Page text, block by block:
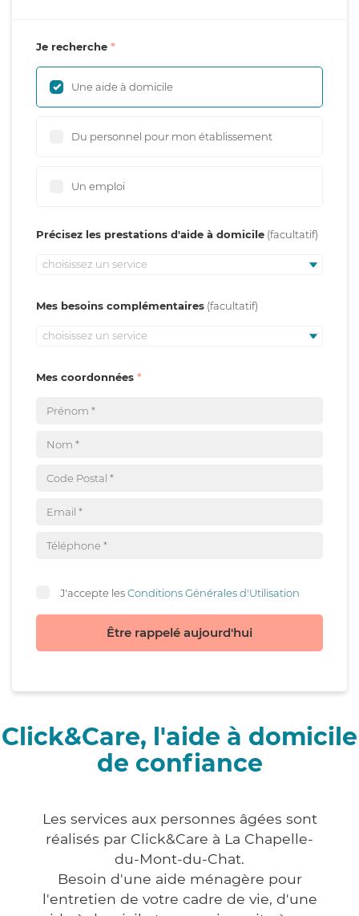
Je recherche
Une aide à domicile
Du personnel pour mon établissement
Un emploi
Précisez les prestations d'aide à domicile
choisissez un service
Mes besoins complémentaires
choisissez un service
Mes coordonnées
J'accepte lesConditions Générales d'Utilisation
Être rappelé aujourd'hui
Click&Care, l'aide à domicile
de confiance
Les services aux personnes âgées sont
réalisés par Click&Care à La Chapelle-
du-Mont-du-Chat.
Besoin d'une aide ménagère pour
l'entretien de votre cadre de vie, d'une